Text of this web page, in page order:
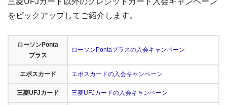
をピックアップしてご紹介します。
ローソンPonta
プラス
ローソンPontaプラスの入会キャンペーン
エポスカード エポスカードの入会キャンペーン
三菱UFJカード 三菱UFJカードの入会キャンペーン